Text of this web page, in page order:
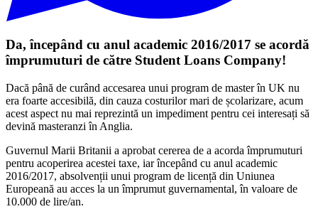
Da, începând cu anul academic 2016/2017 se acordă
împrumuturi de către Student Loans Company!
Dacă până de curând accesarea unui program de master în UK nu
era foarte accesibilă, din cauza costurilor mari de școlarizare, acum
acest aspect nu mai reprezintă un impediment pentru cei interesați să
devină masteranzi în Anglia.
Guvernul Marii Britanii a aprobat cererea de a acorda împrumuturi
pentru acoperirea acestei taxe, iar începând cu anul academic
2016/2017, absolvenții unui program de licență din Uniunea
Europeană au acces la un împrumut guvernamental, în valoare de
10.000 de lire/an.